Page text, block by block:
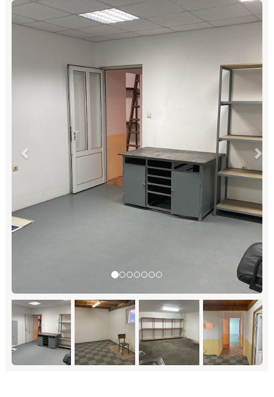
Previous